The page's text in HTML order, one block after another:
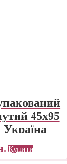
45х95
Купити